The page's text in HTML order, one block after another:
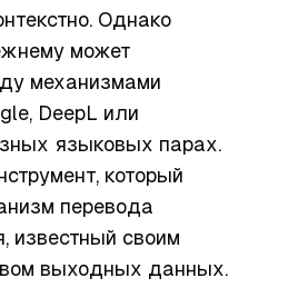
Однако
может
механизмами
DeepL или
языковых парах.
который
перевода
известный своим
выходных данных.